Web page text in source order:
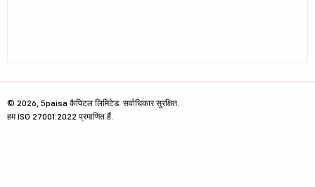
© 2026, 5paisa कैपिटल लिमिटेड. सर्वाधिकार सुरक्षित.
हम ISO 27001:2022 प्रमाणित हैं.